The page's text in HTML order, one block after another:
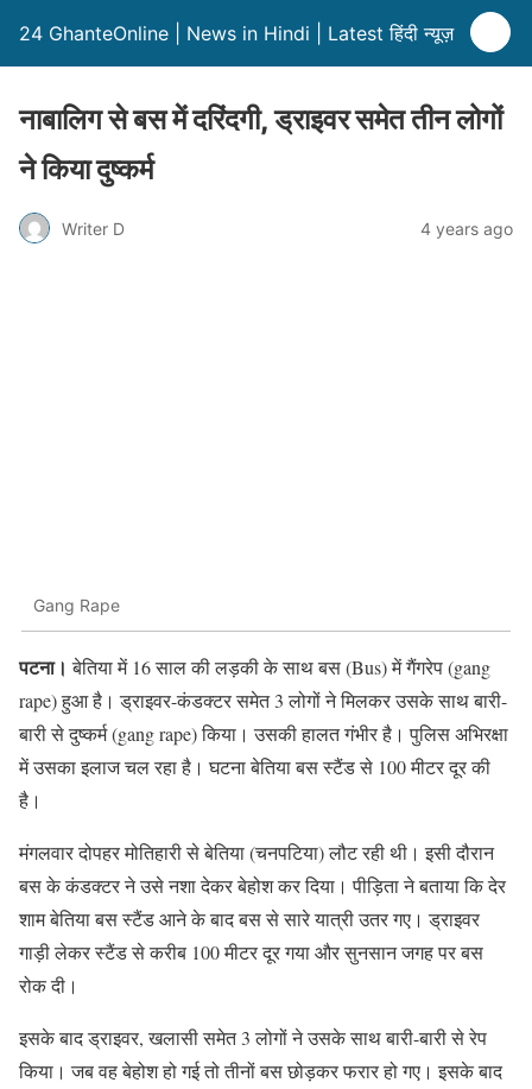
24 GhanteOnline | News in Hindi | Latest हिंदी न्यूज़
नाबालिग से बस में दरिंदगी, ड्राइवर समेत तीन लोगों
ने किया दुष्कर्म
Writer D 4 years ago
Gang Rape
पटना। बेतिया में 16 साल की लड़की के साथ बस (Bus) में गैंगरेप (gang
rape) हुआ है। ड्राइवर-कंडक्टर समेत 3 लोगों ने मिलकर उसके साथ बारी-
बारी से दुष्कर्म (gang rape) किया। उसकी हालत गंभीर है। पुलिस अभिरक्षा
में उसका इलाज चल रहा है। घटना बेतिया बस स्टैंड से 100 मीटर दूर की
है।
मंगलवार दोपहर मोतिहारी से बेतिया (चनपटिया) लौट रही थी। इसी दौरान
बस के कंडक्टर ने उसे नशा देकर बेहोश कर दिया। पीड़िता ने बताया कि देर
शाम बेतिया बस स्टैंड आने के बाद बस से सारे यात्री उतर गए। ड्राइवर
गाड़ी लेकर स्टैंड से करीब 100 मीटर दूर गया और सुनसान जगह पर बस
रोक दी।
इसके बाद ड्राइवर, खलासी समेत 3 लोगों ने उसके साथ बारी-बारी से रेप
किया। जब वह बेहोश हो गई तो तीनों बस छोड़कर फरार हो गए। इसके बाद